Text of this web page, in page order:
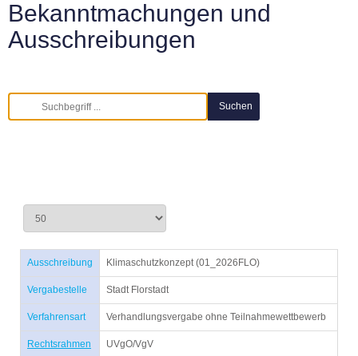
Bekanntmachungen und
Ausschreibungen
Ausschreibung Klimaschutzkonzept (01_2026FLO)
Vergabestelle Stadt Florstadt
Verfahrensart Verhandlungsvergabe ohne Teilnahmewettbewerb
Rechtsrahmen UVgO/VgV